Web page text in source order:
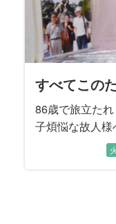
すべてこの
86歳で旅立たれ
子煩悩な故人
幸せが続いて
族でゆっくり